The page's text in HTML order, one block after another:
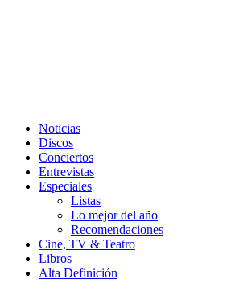
Noticias
Discos
Conciertos
Entrevistas
Especiales
Listas
Lo mejor del año
Recomendaciones
Cine, TV & Teatro
Libros
Alta Definición